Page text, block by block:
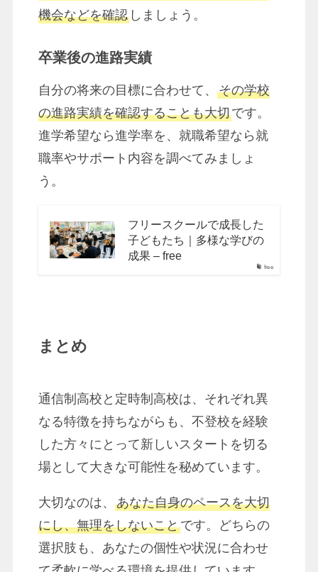
機会などを確認しましょう。
卒業後の進路実績
自分の将来の目標に合わせて、 その学校
の進路実績を確認することも大切です。
進学希望なら進学率を、就職希望なら就
職率やサポート内容を調べてみましょ
う。
free
フリースクールで成長した
子どもたち｜多様な学びの
成果 – free
まとめ
通信制高校と定時制高校は、それぞれ異
なる特徴を持ちながらも、不登校を経験
した方々にとって新しいスタートを切る
場として大きな可能性を秘めています。
大切なのは、 あなた自身のペースを大切
にし、無理をしないことです。どちらの
選択肢も、あなたの個性や状況に合わせ